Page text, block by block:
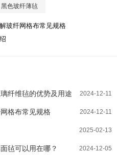
黑色玻纤薄毡
玻纤网格布常见规格
2024-12-11
纤维毡的优势及用途
2024-12-11
格布常见规格
2025-02-13
2024-12-05
毡可以用在哪？